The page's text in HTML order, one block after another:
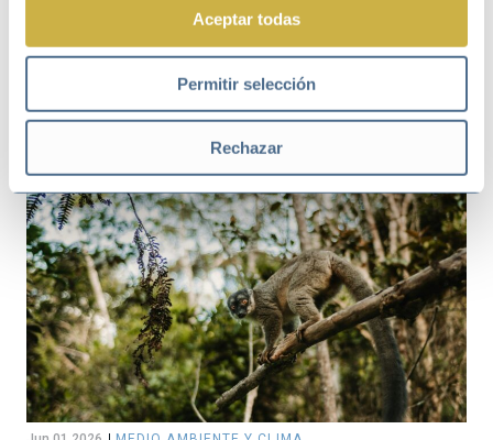
Aceptar todas
Permitir selección
Rechazar
Jun 04 2026 SOSTENIBILIDAD
IA y sostenibilidad empresarial: el papel
del CSO ante el reto humanista